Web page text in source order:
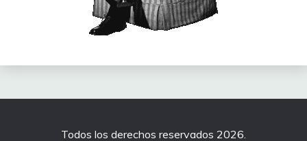
Todos los derechos reservados 2026.